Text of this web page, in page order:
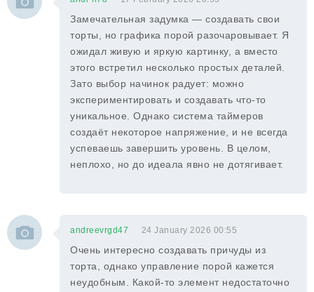
Замечательная задумка — создавать свои
торты, но графика порой разочаровывает. Я
ожидал живую и яркую картинку, а вместо
этого встретил несколько простых деталей.
Зато выбор начинок радует: можно
экспериментировать и создавать что-то
уникальное. Однако система таймеров
создаёт некоторое напряжение, и не всегда
успеваешь завершить уровень. В целом,
неплохо, но до идеала явно не дотягивает.
andreevrgd47 24 January 2026 00:55
Очень интересно создавать причуды из
торта, однако управление порой кажется
неудобным. Какой-то элемент недостаточно